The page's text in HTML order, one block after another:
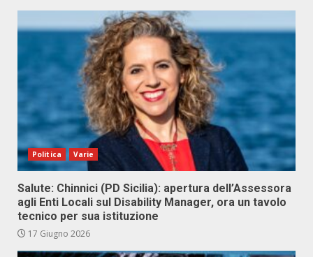
Politica Varie
Salute: Chinnici (PD Sicilia): apertura dell’Assessora
agli Enti Locali sul Disability Manager, ora un tavolo
tecnico per sua istituzione
17 Giugno 2026